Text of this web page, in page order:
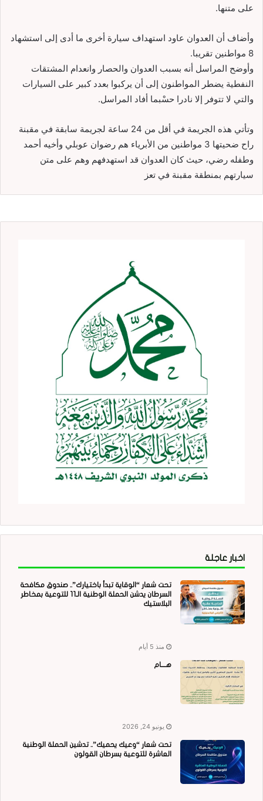
على متنها.
وأضاف أن العدوان عاود استهداف سيارة أخرى ما أدى إلى استشهاد
8 مواطنين تقريبا.
وأوضح المراسل أنه بسبب العدوان والحصار وانعدام المشتقات
النفطية يضطر المواطنون إلى أن يركبوا بعدد كبير على السيارات
والتي لا تتوفر إلا نادرا حسْبما أفاد المراسل.
وتأتي هذه الجريمة في أقل من 24 ساعة لجريمة سابقة في مقبنة
راح ضحيتها 3 مواطنين من الأبرياء هم رضوان عوبلي وأخيه أحمد
وطفله رضي، حيث كان العدوان قد استهدفهم وهم على متن
سيارتهم بمنطقة مقبنة في تعز
اخبار عاجلة
تحت شعار “الوقاية تبدأ باختيارك”.. صندوق مكافحة
السرطان يدشن الحملة الوطنية الـ11 للتوعية بمخاطر
البلاستيك
منذ 5 أيام
هــــام
يونيو 24, 2026
تحت شعار “وعيك يحميك”.. تدشين الحملة الوطنية
العاشرة للتوعية بسرطان القولون